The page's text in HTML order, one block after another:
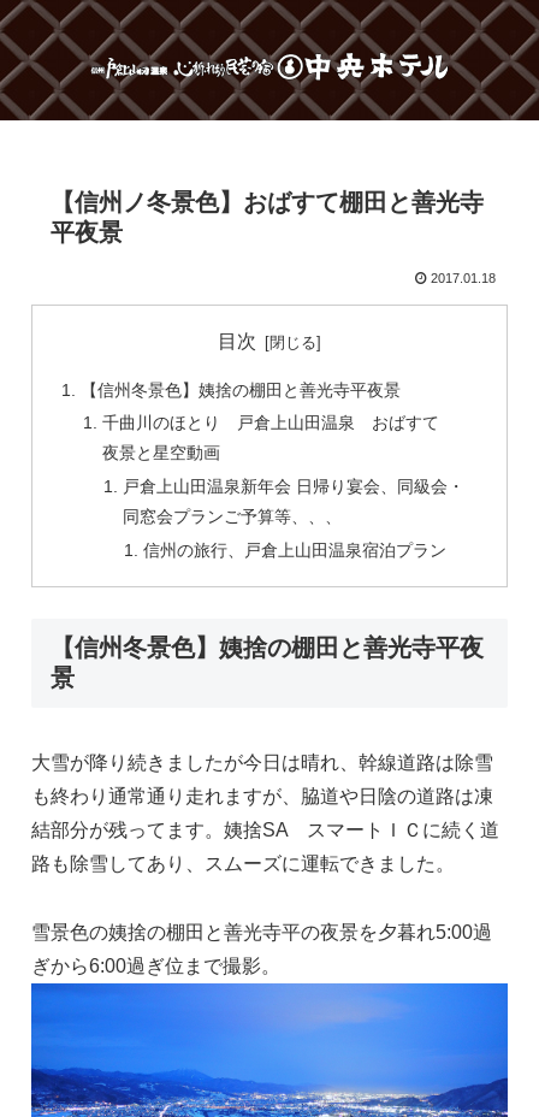
【信州ノ冬景色】おばすて棚田と善光寺
平夜景
2017.01.18
目次
【信州冬景色】姨捨の棚田と善光寺平夜景
千曲川のほとり 戸倉上山田温泉 おばすて
夜景と星空動画
戸倉上山田温泉新年会 日帰り宴会、同級会・
同窓会プランご予算等、、、
信州の旅行、戸倉上山田温泉宿泊プラン
【信州冬景色】姨捨の棚田と善光寺平夜
景
大雪が降り続きましたが今日は晴れ、幹線道路は除雪
も終わり通常通り走れますが、脇道や日陰の道路は凍
結部分が残ってます。姨捨SA スマートＩＣに続く道
路も除雪してあり、スムーズに運転できました。
雪景色の姨捨の棚田と善光寺平の夜景を夕暮れ5:00過
ぎから6:00過ぎ位まで撮影。